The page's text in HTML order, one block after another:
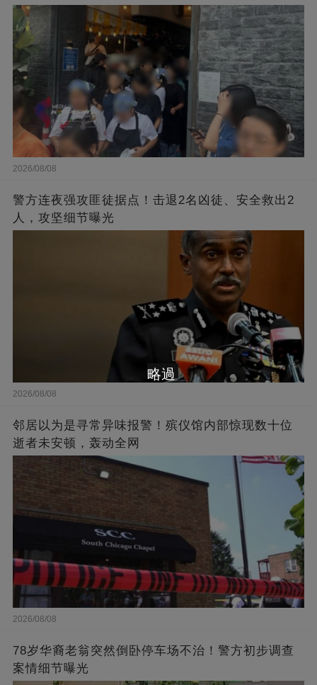
2026/08/08
警方连夜强攻匪徒据点！击退2名凶徒、安全救出2
人，攻坚细节曝光
2026/08/08
邻居以为是寻常异味报警！殡仪馆内部惊现数十位
逝者未安顿，轰动全网
2026/08/08
78岁华裔老翁突然倒卧停车场不治！警方初步调查
案情细节曝光
略過